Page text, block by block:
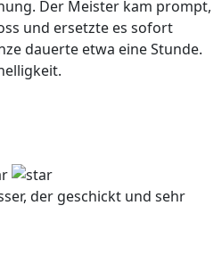
Der Meister kam prompt,
und ersetzte es sofort
dauerte etwa eine Stunde.
der geschickt und sehr